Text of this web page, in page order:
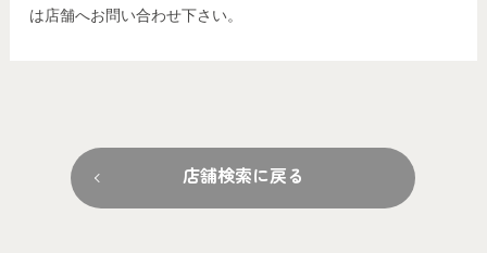
は店舗へお問い合わせ下さい。
店舗検索に戻る